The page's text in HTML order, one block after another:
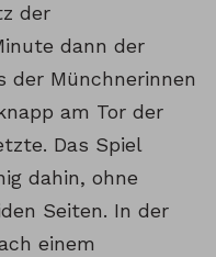
der
dann der
der Münchnerinnen
am Tor der
Das Spiel
dahin, ohne
Seiten. In der
einem